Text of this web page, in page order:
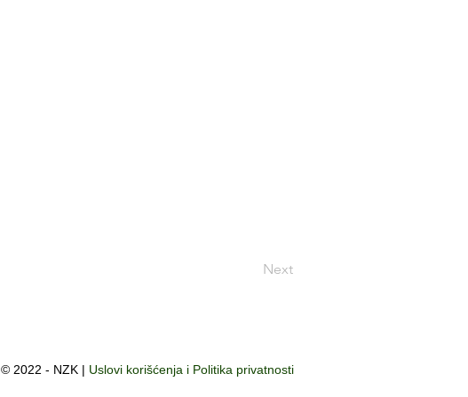
Next
© 2022 - NZK | Uslovi korišćenja i Politika privatnosti